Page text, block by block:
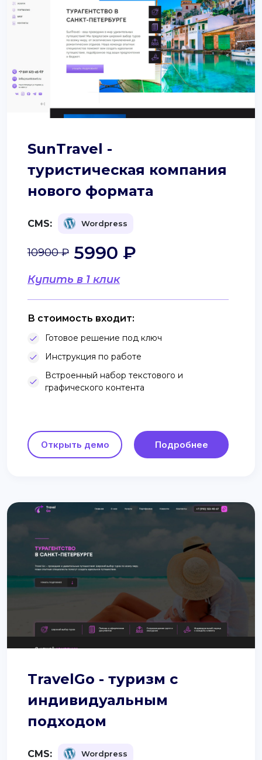
SunTravel -
туристическая компания
нового формата
CMS: Wordpress
Купить в 1 клик
10900 ₽ 5990 ₽
В стоимость входит:
Готовое решение под ключ
Инструкция по работе
Встроенный набор текстового и
графического контента
Открыть демо Подробнее
TravelGo - туризм с
индивидуальным
подходом
CMS: Wordpress